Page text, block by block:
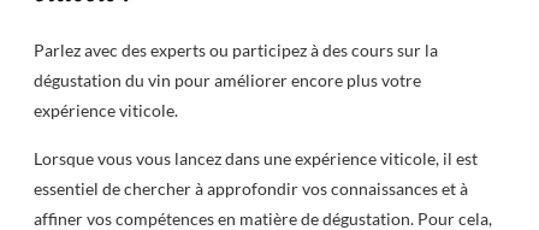
Parlez avec des experts ou participez à des cours sur la
dégustation du vin pour améliorer encore plus votre
expérience viticole.
Lorsque vous vous lancez dans une expérience viticole, il est
essentiel de chercher à approfondir vos connaissances et à
affiner vos compétences en matière de dégustation. Pour cela,